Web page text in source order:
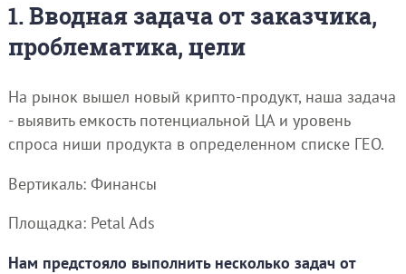
1. Вводная задача от заказчика,
проблематика, цели
На рынок вышел новый крипто-продукт, наша задача
- выявить емкость потенциальной ЦА и уровень
спроса ниши продукта в определенном списке ГЕО.
Вертикаль: Финансы
Площадка: Petal Ads
Нам предстояло выполнить несколько задач от